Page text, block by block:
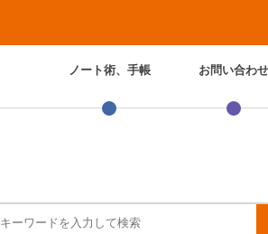
ノート術、手帳 お問い合わせ